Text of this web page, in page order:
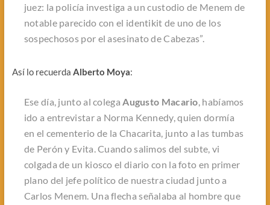
juez: la policía investiga a un custodio de Menem de
notable parecido con el identikit de uno de los
sospechosos por el asesinato de Cabezas”.
Así lo recuerda Alberto Moya:
Ese día, junto al colegaAugusto Macario, habíamos
ido a entrevistar a Norma Kennedy, quien dormía
en el cementerio de la Chacarita, junto a las tumbas
de Perón y Evita. Cuando salimos del subte, vi
colgada de un kiosco el diario con la foto en primer
plano del jefe político de nuestra ciudad junto a
Carlos Menem. Una flecha señalaba al hombre que